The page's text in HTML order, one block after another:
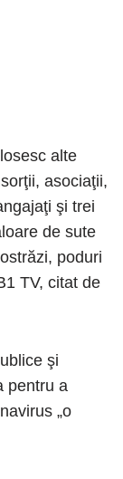
alte
asociaţii,
şi trei
de sute
poduri
TV, citat de
şi
pentru a
„o